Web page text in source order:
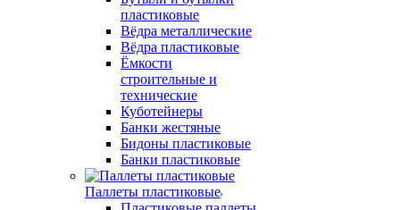
пластиковые
Вёдра металлические
Вёдра пластиковые
Ёмкости
строительные и
технические
Куботейнеры
Банки жестяные
Бидоны пластиковые
Банки пластиковые
Паллеты пластиковые